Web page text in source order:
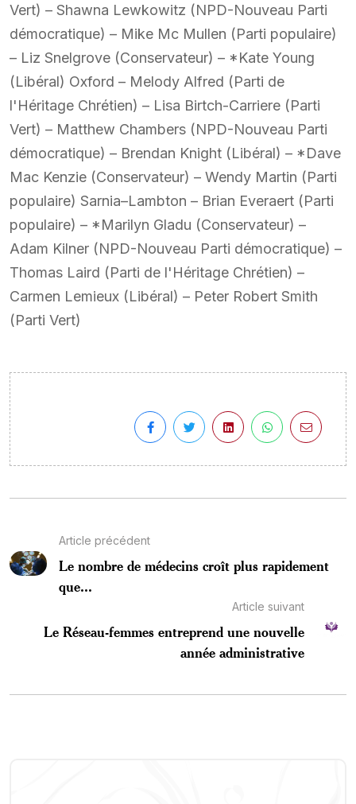
Vert) – Shawna Lewkowitz (NPD-Nouveau Parti
démocratique) – Mike Mc Mullen (Parti populaire)
– Liz Snelgrove (Conservateur) – *Kate Young
(Libéral) Oxford – Melody Alfred (Parti de
l'Héritage Chrétien) – Lisa Birtch-Carriere (Parti
Vert) – Matthew Chambers (NPD-Nouveau Parti
démocratique) – Brendan Knight (Libéral) – *Dave
Mac Kenzie (Conservateur) – Wendy Martin (Parti
populaire) Sarnia–Lambton – Brian Everaert (Parti
populaire) – *Marilyn Gladu (Conservateur) –
Adam Kilner (NPD-Nouveau Parti démocratique) –
Thomas Laird (Parti de l'Héritage Chrétien) –
Carmen Lemieux (Libéral) – Peter Robert Smith
(Parti Vert)
Article précédent
Le nombre de médecins croît plus rapidement
que...
Article suivant
Le Réseau-femmes entreprend une nouvelle
année administrative